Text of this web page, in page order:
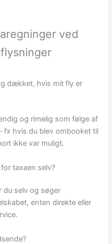
ved
dækket, hvis mit fly er
og rimelig som følge af
fx hvis du blev ombooket til
ikke var muligt.
taxaen selv?
du selv og søger
enten direkte eller